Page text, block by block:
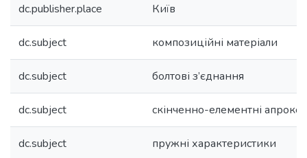
dc.publisher.place Київ
dc.subject композиційні матеріали
dc.subject болтові з’єднання
dc.subject скінченно-елементні
dc.subject пружні характеристики